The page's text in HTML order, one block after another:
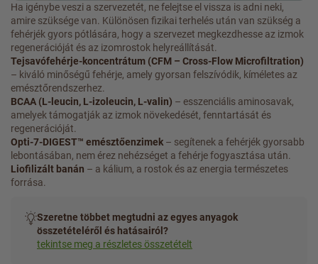
Ha igénybe veszi a szervezetét, ne felejtse el vissza is adni neki,
amire szüksége van. Különösen fizikai terhelés után van szükség a
fehérjék gyors pótlására, hogy a szervezet megkezdhesse az izmok
regenerációját és az izomrostok helyreállítását.
Tejsavófehérje-koncentrátum (CFM – Cross-Flow Microfiltration)
– kiváló minőségű fehérje, amely gyorsan felszívódik, kíméletes az
emésztőrendszerhez.
BCAA (L-leucin, L-izoleucin, L-valin) – esszenciális aminosavak,
amelyek támogatják az izmok növekedését, fenntartását és
regenerációját.
Opti-7-DIGEST™ emésztőenzimek – segítenek a fehérjék gyorsabb
lebontásában, nem érez nehézséget a fehérje fogyasztása után.
Liofilizált banán – a kálium, a rostok és az energia természetes
forrása.
Szeretne többet megtudni az egyes anyagok
összetételéről és hatásairól?
tekintse meg a részletes összetételt